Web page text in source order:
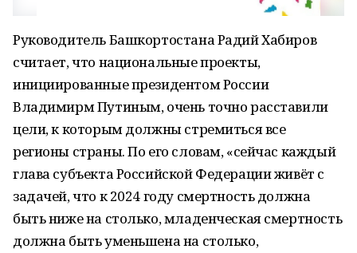
Руководитель Башкортостана Радий Хабиров
считает, что национальные проекты,
инициированные президентом России
Владимирм Путиным, очень точно расставили
цели, к которым должны стремиться все
регионы страны. По его словам, «сейчас каждый
глава субъекта Российской Федерации живёт с
задачей, что к 2024 году смертность должна
быть ниже на столько, младенческая смертность
должна быть уменьшена на столько,